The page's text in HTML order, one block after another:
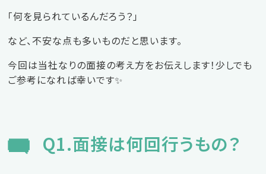
中途の方
エントリーはこちら
パートの求人情報はこちら
「何を見られているんだろう？」
など、不安な点も多いものだと思います。
今回は当社なりの面接の考え方をお伝えします！少しでも
ご参考になれば幸いです✨
Q1.面接は何回行うもの？